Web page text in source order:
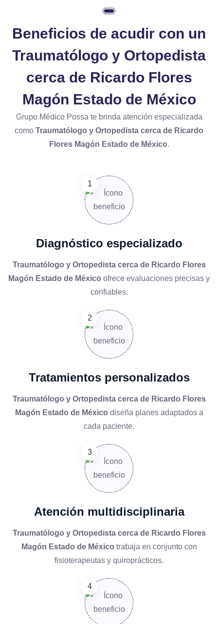
Beneficios de acudir con un
Traumatólogo y Ortopedista
cerca de Ricardo Flores
Magón Estado de México
Grupo Médico Possa te brinda atención especializada
como Traumatólogo y Ortopedista cerca de Ricardo
Flores Magón Estado de México.
Diagnóstico especializado
Traumatólogo y Ortopedista cerca de Ricardo Flores
Magón Estado de México ofrece evaluaciones precisas y
confiables.
Tratamientos personalizados
Traumatólogo y Ortopedista cerca de Ricardo Flores
Magón Estado de México diseña planes adaptados a
cada paciente.
Atención multidisciplinaria
Traumatólogo y Ortopedista cerca de Ricardo Flores
Magón Estado de México trabaja en conjunto con
fisioterapeutas y quiroprácticos.